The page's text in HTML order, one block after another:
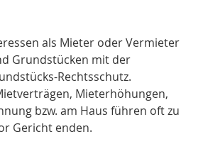
als Mieter oder Vermieter
Grundstücken mit der
Rechtsschutz.
Mieterhöhungen,
bzw. am Haus führen oft zu
Gericht enden.